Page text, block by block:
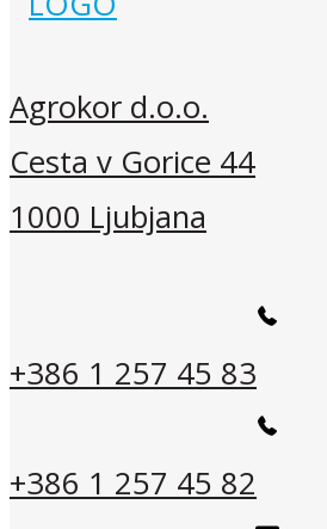
Agrokor d.o.o.
Cesta v Gorice 44
1000 Ljubjana
+386 1 257 45 83
+386 1 257 45 82